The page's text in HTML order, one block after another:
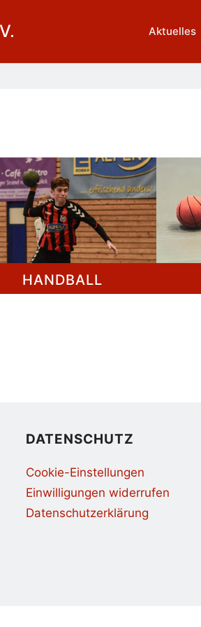
Aktuelles
HANDBALL
DATENSCHUTZ
Cookie-Einstellungen
Einwilligungen widerrufen
Datenschutzerklärung